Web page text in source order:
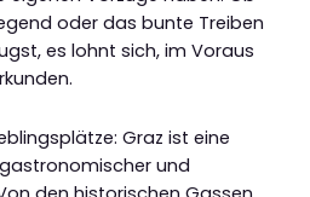
oder das bunte Treiben
es lohnt sich, im Voraus
Graz ist eine
und